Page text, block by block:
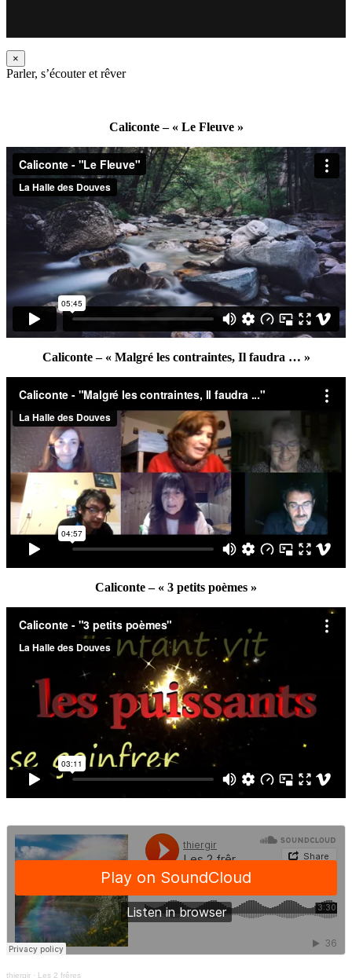
×
Parler, s’écouter et rêver
Caliconte – « Le Fleuve »
Caliconte – « Malgré les contraintes, Il faudra … »
Caliconte – « 3 petits poèmes »
thiergir · Les 2 frêres